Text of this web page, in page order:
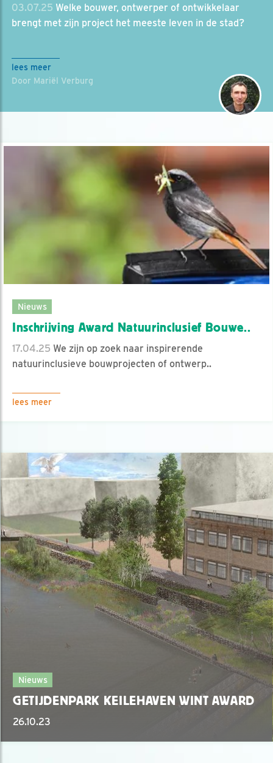
03.07.25 Welke bouwer, ontwerper of ontwikkelaar
brengt met zijn project het meeste leven in de stad?
lees meer
Door Mariël Verburg
Nieuws
Inschrijving Award Natuurinclusief Bouwe..
17.04.25 We zijn op zoek naar inspirerende
natuurinclusieve bouwprojecten of ontwerp..
lees meer
Nieuws
GETIJDENPARK KEILEHAVEN WINT AWARD
26.10.23